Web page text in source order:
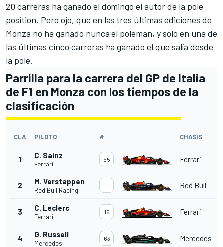
20 carreras ha ganado el domingo el autor de la pole
position. Pero ojo, que en las tres últimas ediciones de
Monza no ha ganado nunca el poleman, y solo en una de
las últimas cinco carreras ha ganado el que salía desde
la pole.
Parrilla para la carrera del GP de Italia
de F1 en Monza con los tiempos de la
clasificación
CLA PILOTO # CHASIS
1 C. Sainz
Ferrari
55 Ferrari
2 M. Verstappen
Red Bull Racing
1 Red Bull
3 C. Leclerc
Ferrari
16 Ferrari
4 G. Russell
Mercedes
63 Mercedes